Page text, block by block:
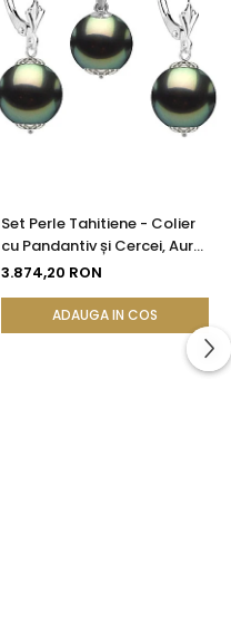
Set Perle Tahitiene - Colier
cu Pandantiv și Cercei, Aur
Alb 14K, Perle Rotunde 8-9
KASKADDA®
3.874,20 RON
ADAUGA IN COS